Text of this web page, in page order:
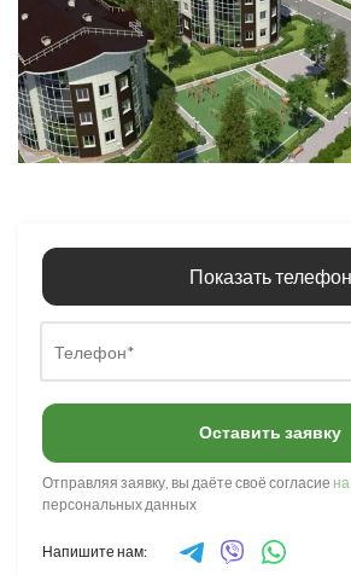
Показать телефон
Оставить заявку
Отправляя заявку, вы даёте своё согласие
персональных данных
Напишите нам: